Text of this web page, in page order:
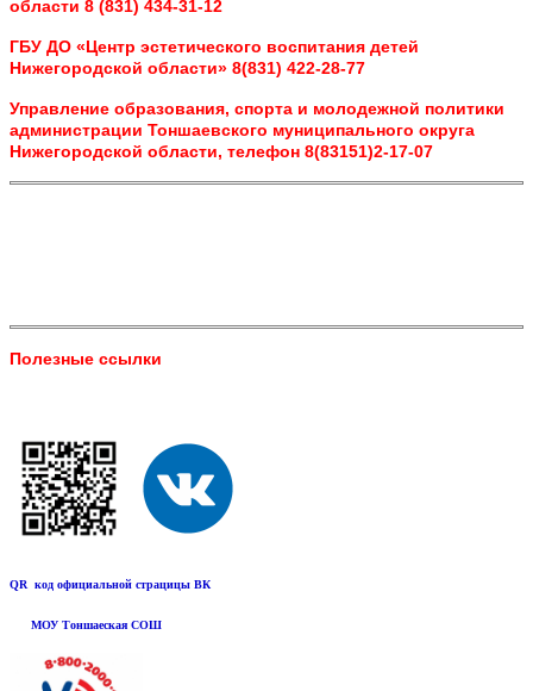
области 8 (831) 434-31-12
ГБУ ДО «Центр эстетического воспитания детей
Нижегородской области» 8(831) 422-28-77
Управление образования, спорта и молодежной политики
администрации Тоншаевского муниципального округа
Нижегородской области, телефон 8(83151)2-17-07
Полезные ссылки
QR код официальной страцицы ВК
МОУ Тоншаеская СОШ